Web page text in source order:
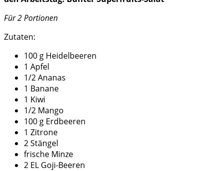
Für 2 Portionen
Zutaten:
100 g Heidelbeeren
1 Apfel
1/2 Ananas
1 Banane
1 Kiwi
1/2 Mango
100 g Erdbeeren
1 Zitrone
2 Stängel
frische Minze
2 EL Goji-Beeren